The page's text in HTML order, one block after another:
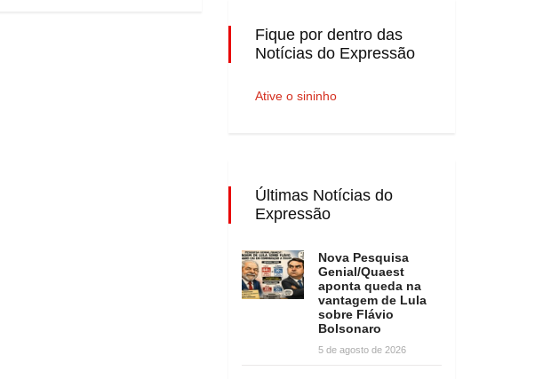
Fique por dentro das
Notícias do Expressão
Ative o sininho
Últimas Notícias do
Expressão
Nova Pesquisa
Genial/Quaest
aponta queda na
vantagem de Lula
sobre Flávio
Bolsonaro
5 de agosto de 2026